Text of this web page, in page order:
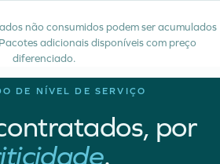
não consumidos podem ser acumulados
adicionais disponíveis com preço
diferenciado.
DE NÍVEL DE SERVIÇO
por
.